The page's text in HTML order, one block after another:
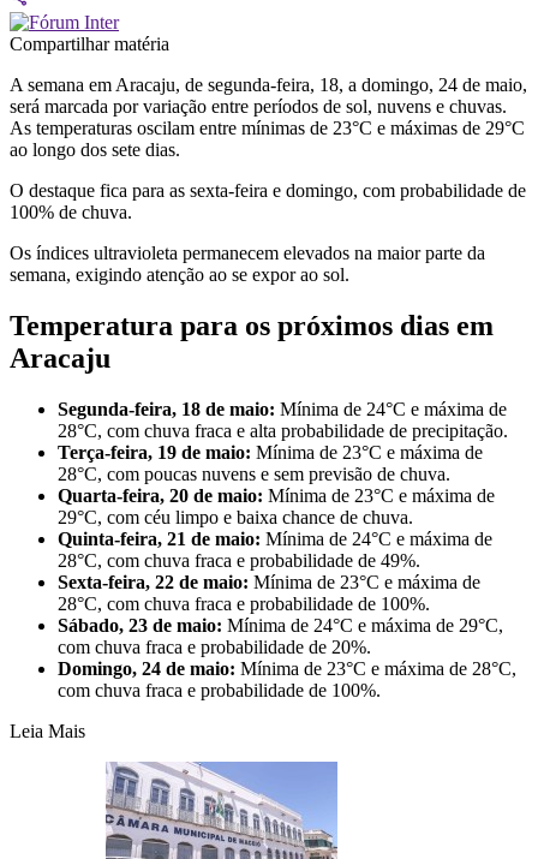
Compartilhar matéria
A semana em Aracaju, de segunda-feira, 18, a domingo, 24 de maio,
será marcada por variação entre períodos de sol, nuvens e chuvas.
As temperaturas oscilam entre mínimas de 23°C e máximas de 29°C
ao longo dos sete dias.
O destaque fica para as sexta-feira e domingo, com probabilidade de
100% de chuva.
Os índices ultravioleta permanecem elevados na maior parte da
semana, exigindo atenção ao se expor ao sol.
Temperatura para os próximos dias em
Aracaju
Segunda-feira, 18 de maio: Mínima de 24°C e máxima de
28°C, com chuva fraca e alta probabilidade de precipitação.
Terça-feira, 19 de maio: Mínima de 23°C e máxima de
28°C, com poucas nuvens e sem previsão de chuva.
Quarta-feira, 20 de maio: Mínima de 23°C e máxima de
29°C, com céu limpo e baixa chance de chuva.
Quinta-feira, 21 de maio: Mínima de 24°C e máxima de
28°C, com chuva fraca e probabilidade de 49%.
Sexta-feira, 22 de maio: Mínima de 23°C e máxima de
28°C, com chuva fraca e probabilidade de 100%.
Sábado, 23 de maio: Mínima de 24°C e máxima de 29°C,
com chuva fraca e probabilidade de 20%.
Domingo, 24 de maio: Mínima de 23°C e máxima de 28°C,
com chuva fraca e probabilidade de 100%.
Leia Mais